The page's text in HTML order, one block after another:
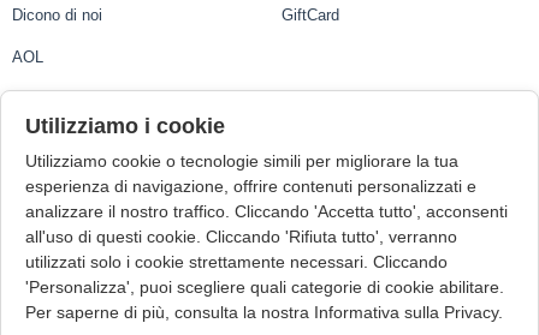
Dicono di noi GiftCard
AOL
Evolution Travel
Evolution Travel Ltd.
1st Floor, Suite 3, Central Business Centre, Mdina Road
Zebbug ZBG9015, Malta
VAT Number: MT22006723
Malta Tourism Authority (o MTA) Licence: TRA/T/69
Utilizziamo i cookie
Utilizziamo cookie o tecnologie simili per migliorare la tua
esperienza di navigazione, offrire contenuti personalizzati e
analizzare il nostro traffico. Cliccando 'Accetta tutto', acconsenti
all'uso di questi cookie. Cliccando 'Rifiuta tutto', verranno
utilizzati solo i cookie strettamente necessari. Cliccando
'Personalizza', puoi scegliere quali categorie di cookie abilitare.
Per saperne di più, consulta la nostra Informativa sulla Privacy.